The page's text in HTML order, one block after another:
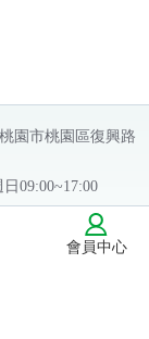
園市桃園區復興路
09:00~17:00
Reserved.
會員中心